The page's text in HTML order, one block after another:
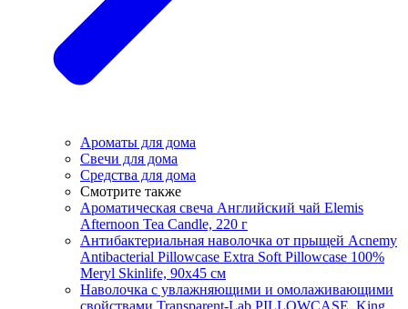
Ароматы для дома
Свечи для дома
Средства для дома
Смотрите также
Ароматическая свеча Английский чай Elemis
Afternoon Tea Candle, 220 г
Антибактериальная наволочка от прыщей Acnemy
Antibacterial Pillowcase Extra Soft Pillowcase 100%
Meryl Skinlife, 90х45 см
Наволочка с увлажняющими и омолаживающими
свойствами Transparent-Lab PILLOWCASE, King